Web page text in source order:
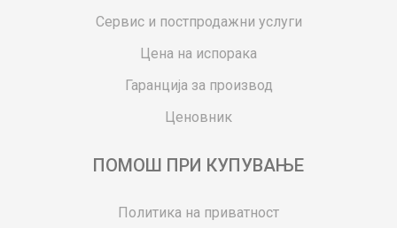
Сервис и постпродажни услуги
Цена на испорака
Гаранција за производ
Ценовник
ПОМОШ ПРИ КУПУВАЊЕ
Политика на приватност